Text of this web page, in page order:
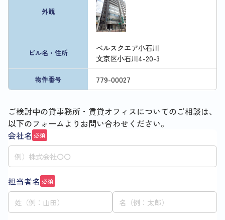
外観
ビル名・住所
ベルスクエア小石川
文京区小石川4-20-3
物件番号 779-00027
ご検討中の貸事務所・賃貸オフィスについてのご相談は、
以下のフォームよりお問い合わせください。
会社名 必須
担当者名 必須